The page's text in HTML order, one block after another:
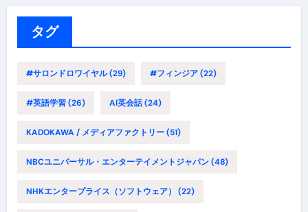
タグ
#サロンドロワイヤル(29) #フィンジア(22)
#英語学習(26) AI英会話(24)
KADOKAWA / メディアファクトリー(51)
NBCユニバーサル・エンターテイメントジャパン(48)
NHKエンタープライス（ソフトウェア） (22)